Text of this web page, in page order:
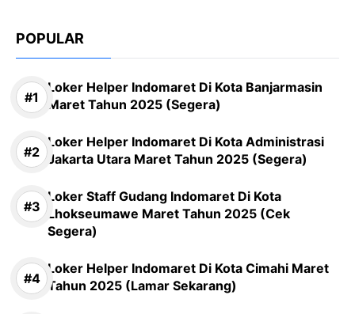
POPULAR
Loker Helper Indomaret Di Kota Banjarmasin
Maret Tahun 2025 (Segera)
Loker Helper Indomaret Di Kota Administrasi
Jakarta Utara Maret Tahun 2025 (Segera)
Loker Staff Gudang Indomaret Di Kota
Lhokseumawe Maret Tahun 2025 (Cek
Segera)
Loker Helper Indomaret Di Kota Cimahi Maret
Tahun 2025 (Lamar Sekarang)